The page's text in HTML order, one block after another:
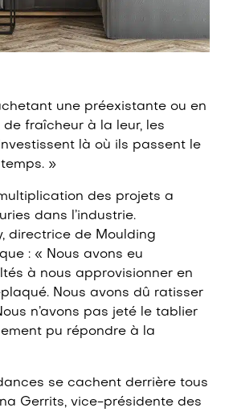
une préexistante ou en
fraîcheur à la leur, les
là où ils passent le
»
des projets a
dans l’industrie.
directrice de Moulding
: « Nous avons eu
à nous approvisionner en
Nous avons dû ratisser
n’avons pas jeté le tablier
pu répondre à la
se cachent derrière tous
Gerrits, vice-présidente des